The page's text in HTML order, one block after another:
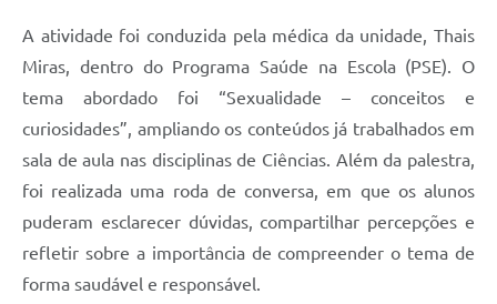
A atividade foi conduzida pela médica da unidade, Thais
Miras, dentro do Programa Saúde na Escola (PSE). O
tema abordado foi “Sexualidade – conceitos e
curiosidades”, ampliando os conteúdos já trabalhados em
sala de aula nas disciplinas de Ciências. Além da palestra,
foi realizada uma roda de conversa, em que os alunos
puderam esclarecer dúvidas, compartilhar percepções e
refletir sobre a importância de compreender o tema de
forma saudável e responsável.